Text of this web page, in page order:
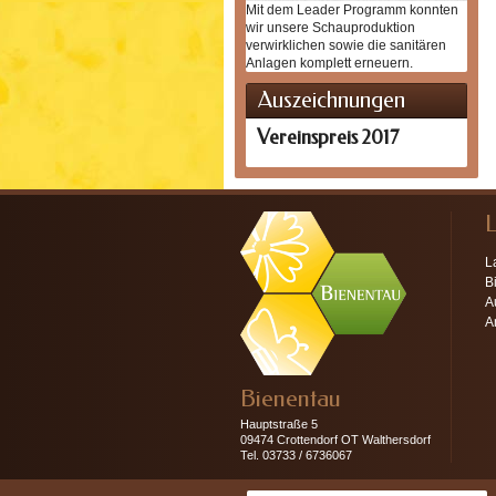
Mit dem Leader Programm konnten
wir unsere Schauproduktion
verwirklichen sowie die sanitären
Anlagen komplett erneuern.
Auszeichnungen
Vereinspreis 2017
Bienentau
Hauptstraße 5
09474 Crottendorf OT Walthersdorf
Tel. 03733 / 6736067